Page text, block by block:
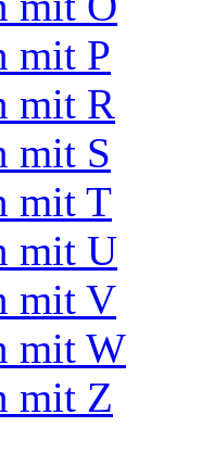
mit P
mit R
mit S
mit T
mit U
mit V
mit W
mit Z